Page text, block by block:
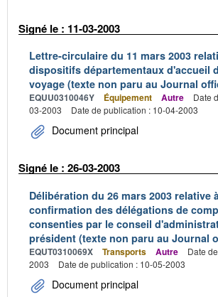
Signé le : 11-03-2003
Lettre-circulaire du 11 mars 2003
dispositifs départementaux d'accueil
voyage (texte non paru au Journal
EQUU0310046Y Équipement Autre
Date
03-2003
Date de publication : 10-04-2003
Document principal
Signé le : 26-03-2003
Délibération du 26 mars 2003 relative
confirmation des délégations de
consenties par le conseil
président (texte non paru au Journal
EQUT0310069X Transports Autre
Date
2003
Date de publication : 10-05-2003
Document principal